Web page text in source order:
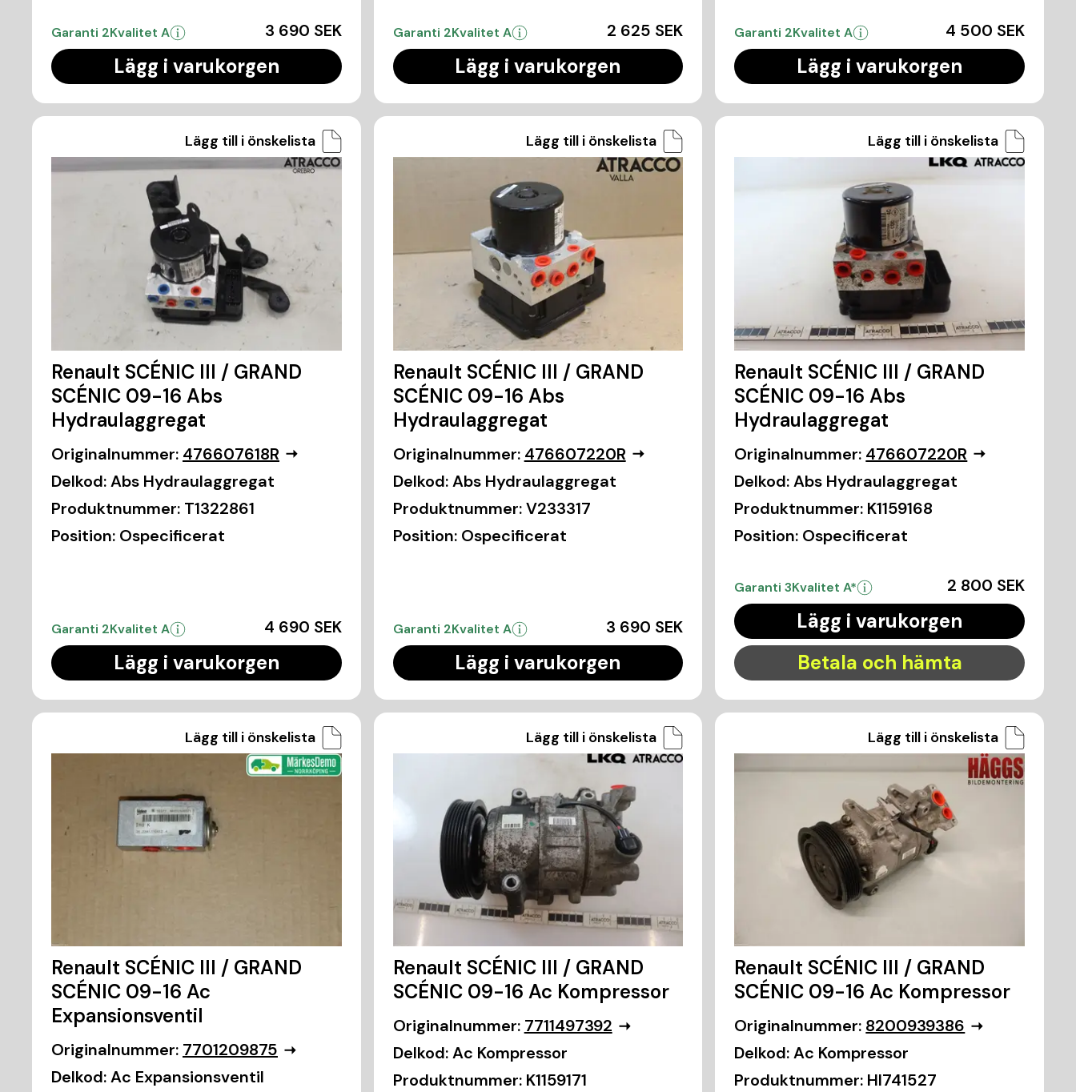
Garanti 2Kvalitet A 3 690 SEK
Lägg i varukorgen
Garanti 2Kvalitet A 2 625 SEK
Lägg i varukorgen
Garanti 2Kvalitet A 4 500 SEK
Lägg i varukorgen
Lägg till i önskelista
Renault SCÉNIC III / GRAND
SCÉNIC 09-16 Abs
Hydraulaggregat
Originalnummer: 476607618R
Delkod:Abs Hydraulaggregat
Produktnummer: T1322861
Position: Ospecificerat
Garanti 2Kvalitet A 4 690 SEK
Lägg i varukorgen
Lägg till i önskelista
Renault SCÉNIC III / GRAND
SCÉNIC 09-16 Abs
Hydraulaggregat
Originalnummer: 476607220R
Delkod: Abs Hydraulaggregat
Produktnummer: V233317
Position: Ospecificerat
Garanti 2Kvalitet A 3 690 SEK
Lägg i varukorgen
Lägg till i önskelista
Renault SCÉNIC III / GRAND
SCÉNIC 09-16 Abs
Hydraulaggregat
Originalnummer: 476607220R
Delkod: Abs Hydraulaggregat
Produktnummer: K1159168
Position: Ospecificerat
Garanti 3Kvalitet A* 2 800 SEK
Lägg i varukorgen
Betala och hämta
Lägg till i önskelista
Renault SCÉNIC III / GRAND
SCÉNIC 09-16 Ac
Expansionsventil
Originalnummer: 7701209875
Delkod:Ac Expansionsventil
Lägg till i önskelista
Renault SCÉNIC III / GRAND
SCÉNIC 09-16 Ac Kompressor
Originalnummer: 7711497392
Delkod: Ac Kompressor
Produktnummer: K1159171
Lägg till i önskelista
Renault SCÉNIC III / GRAND
SCÉNIC 09-16 Ac Kompressor
Originalnummer: 8200939386
Delkod: Ac Kompressor
Produktnummer: HI741527